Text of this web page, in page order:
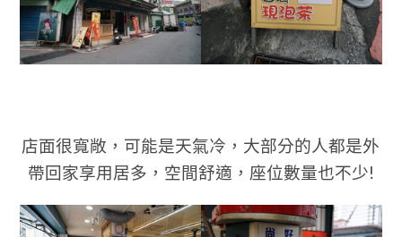
店面很寬敞，可能是天氣冷，大部分的人都是外
帶回家享用居多 ， 空間舒適，座位數量也不少!